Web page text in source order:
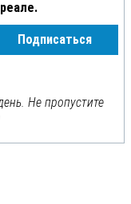
Не пропустите